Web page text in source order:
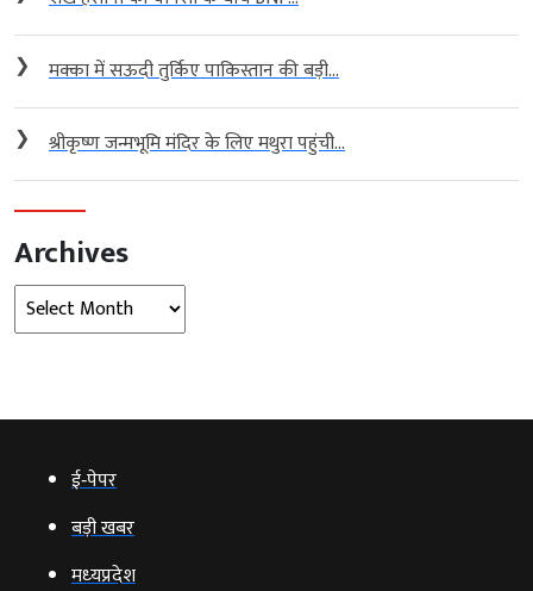
❯ मक्का में सऊदी तुर्किए पाकिस्तान की बड़ी...
❯ श्रीकृष्ण जन्मभूमि मंदिर के लिए मथुरा पहुंची...
Archives
Archives
ई‑पेपर
बड़ी खबर
मध्‍यप्रदेश